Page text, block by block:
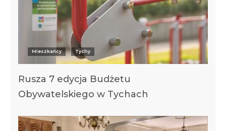
Mieszkańcy Tychy
Rusza 7 edycja Budżetu
Obywatelskiego w Tychach